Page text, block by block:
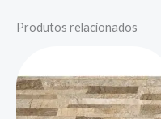
Produtos relacionados